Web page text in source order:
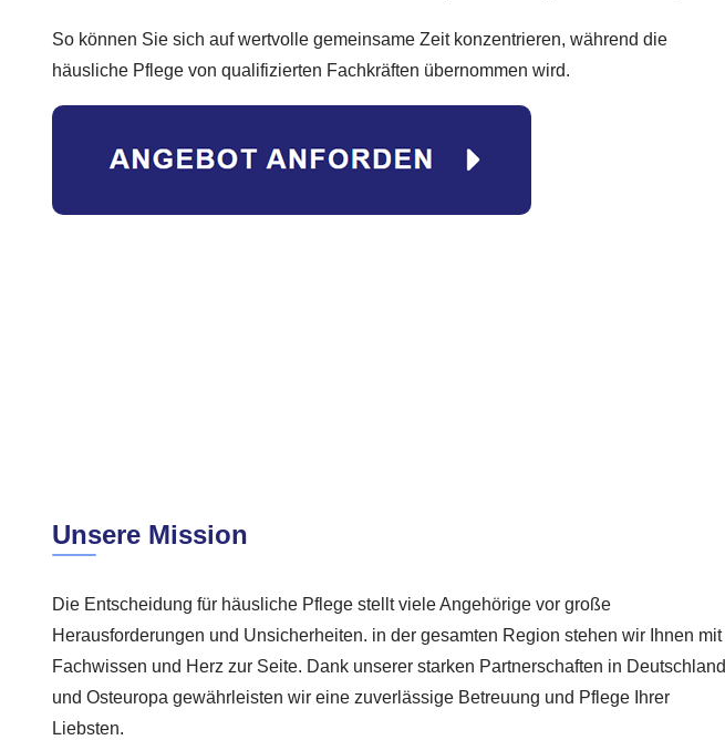
So können Sie sich auf wertvolle gemeinsame Zeit konzentrieren, während die
häusliche Pflege von qualifizierten Fachkräften übernommen wird.
Unsere Mission
Die Entscheidung für häusliche Pflege stellt viele Angehörige vor große
Herausforderungen und Unsicherheiten. in der gesamten Region stehen wir Ihnen mit
Fachwissen und Herz zur Seite. Dank unserer starken Partnerschaften in Deutschland
und Osteuropa gewährleisten wir eine zuverlässige Betreuung und Pflege Ihrer
Liebsten.